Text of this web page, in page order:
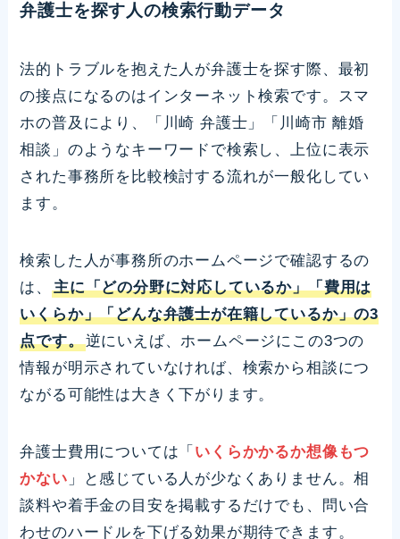
弁護士を探す人の検索行動データ
法的トラブルを抱えた人が弁護士を探す際、最初
の接点になるのはインターネット検索です。スマ
ホの普及により、「川崎 弁護士」「川崎市 離婚
相談」のようなキーワードで検索し、上位に表示
された事務所を比較検討する流れが一般化してい
ます。
検索した人が事務所のホームページで確認するの
は、主に「どの分野に対応しているか」「費用は
いくらか」「どんな弁護士が在籍しているか」の3
点です。逆にいえば、ホームページにこの3つの
情報が明示されていなければ、検索から相談につ
ながる可能性は大きく下がります。
弁護士費用については「 いくらかかるか想像もつ
かない 」と感じている人が少なくありません。相
談料や着手金の目安を掲載するだけでも、問い合
わせのハードルを下げる効果が期待できます。